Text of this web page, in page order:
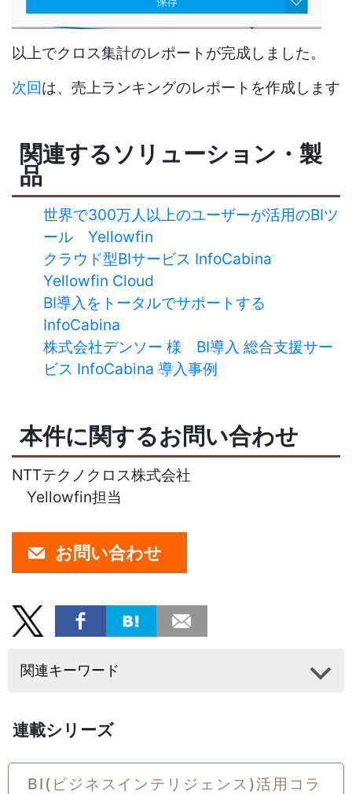
以上でクロス集計のレポートが完成しました。
次回は、売上ランキングのレポートを作成します
関連するソリューション・製
品
世界で300万人以上のユーザーが活用のBIツ
ール Yellowfin
クラウド型BIサービス InfoCabina
Yellowfin Cloud
BI導入をトータルでサポートする
InfoCabina
株式会社デンソー 様 BI導入 総合支援サー
ビス InfoCabina 導入事例
本件に関するお問い合わせ
NTTテクノクロス株式会社
Yellowfin担当
お問い合わせ
関連キーワード
連載シリーズ
BI(ビジネスインテリジェンス)活用コラ